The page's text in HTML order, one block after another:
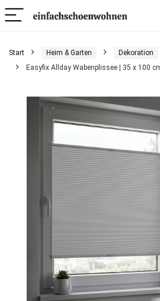
Start Heim & Garten Dekoration
Easyfix Allday Wabenplissee | 35 x 100